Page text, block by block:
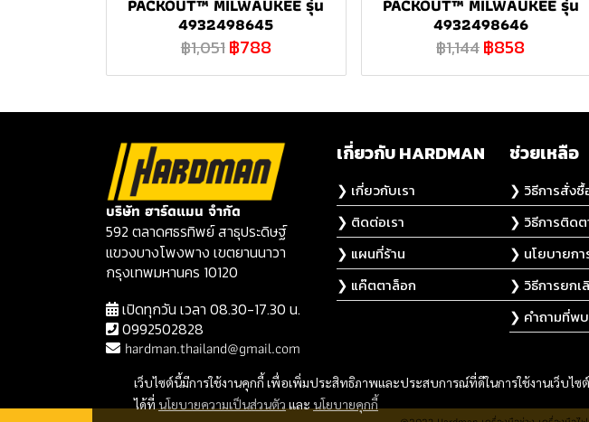
4932498645
฿1,051฿788
4932498646
฿1,144฿858
เว็บไซต์นี้มีการใช้งานคุกกี้ เพื่อเพิ่มประสิทธิภาพและประสบการณ์ที่ดีในการใช้งานเว็บไ
ได้ที่ นโยบายความเป็นส่วนตัว และ นโยบายคุกกี้
บริษัท ฮาร์ดแมน จำกัด
592 ตลาดศธรทิพย์ สาธุประดิษฐ์
แขวงบางโพงพาง เขตยานนาวา
กรุงเทพมหานคร 10120
เปิดทุกวัน เวลา 08.30-17.30 น.
0992502828
hardman.thailand@gmail.com
เกี่ยวกับ HARDMAN
❯ เกี่ยวกับเรา
❯ ติดต่อเรา
❯ แผนที่ร้าน
❯ แค๊ตตาล็อก
ช่วยเหลือ
❯ วิธีการสั่ง
❯ วิธีการติด
❯ นโยบายก
❯ วิธีการยกเ
❯ คำถามที่พ